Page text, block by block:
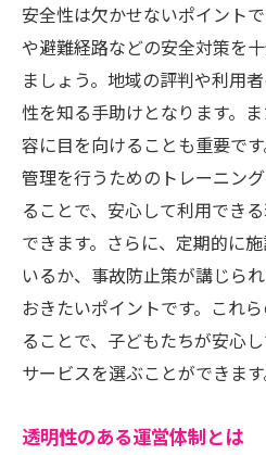
安全性は欠かせないポイント
や避難経路などの安全対策を
ましょう。地域の評判や利用
性を知る手助けとなります。
容に目を向けることも重要で
管理を行うためのトレーニン
ることで、安心して利用でき
できます。さらに、定期的に
いるか、事故防止策が講じら
おきたいポイントです。これ
ることで、子どもたちが安心
サービスを選ぶことができます
透明性のある運営体制とは